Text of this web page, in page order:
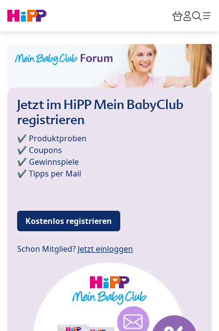
HiPP
Jetzt im HiPP Mein BabyClub
registrieren
✔️ Produktproben
✔️ Coupons
✔️ Gewinnspiele
✔️ Tipps per Mail
Kostenlos registrieren
Schon Mitglied? Jetzt einloggen